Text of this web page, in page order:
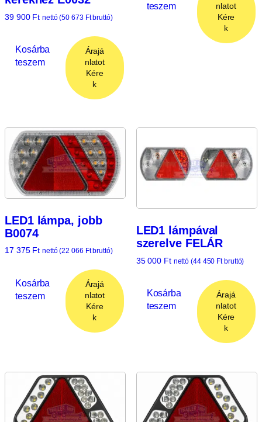
39 900 Ft nettó (50 673 Ftbruttó)
Kosárba
teszem
Árajá
nlatot
Kére
k
teszem
nlatot
Kére
k
LED1 lámpa, jobb
B0074
17 375 Ft nettó (22 066 Ftbruttó)
Kosárba
teszem
Árajá
nlatot
Kére
k
LED1 lámpával
szerelve FELÁR
35 000 Ft nettó (44 450 Ftbruttó)
Kosárba
teszem
Árajá
nlatot
Kére
k